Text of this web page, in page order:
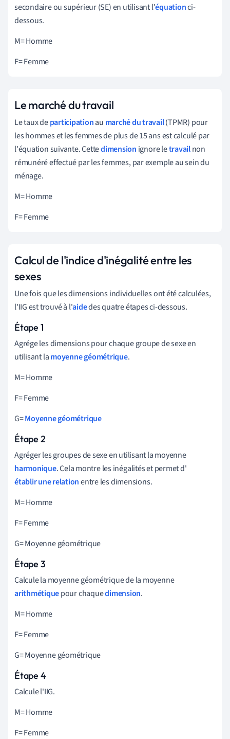
secondaire ou supérieur (SE) en utilisant l'équationci-
dessous.
M= Homme
F= Femme
Le marché du travail
Le taux departicipationau marché du travail(TPMR) pour
les hommes et les femmes de plus de 15 ans est calculé par
l'équation suivante. Cettedimension ignore letravailnon
rémunéré effectué par les femmes, par exemple au sein du
ménage.
M= Homme
F= Femme
Calcul de l'indice d'inégalité entre les
sexes
Une fois que les dimensions individuelles ont été calculées,
l'IIG est trouvé à l'aidedes quatre étapes ci-dessous.
Étape 1
Agrége les dimensions pour chaque groupe de sexe en
utilisant lamoyenne géométrique.
M= Homme
F= Femme
G=Moyenne géométrique
Étape 2
Agréger les groupes de sexe en utilisant la moyenne
harmonique. Cela montre les inégalités et permet d'
établir une relationentre les dimensions.
M= Homme
F= Femme
G= Moyenne géométrique
Étape 3
Calcule la moyenne géométrique de la moyenne
arithmétiquepour chaquedimension.
M= Homme
F= Femme
G= Moyenne géométrique
Étape 4
Calcule l'IIG.
M= Homme
F= Femme